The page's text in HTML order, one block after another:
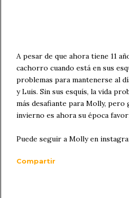
A pesar de que ahora tiene 11
cachorro cuando está en sus
problemas para mantenerse al
y Luis. Sin sus esquís, la vida
más desafiante para Molly, pero
invierno es ahora su época
Puede seguir a Molly en
Compartir